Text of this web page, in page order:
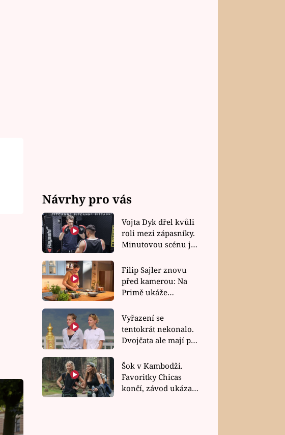
Návrhy pro vás
Vojta Dyk dřel kvůli
roli mezi zápasníky.
Minutovou scénu jel
Filip Sajler znovu
před kamerou: Na
Primě ukáže
rychlé recepty
Vyřazení se
tentokrát nekonalo.
Dvojčata ale mají po
závodu nůž na krku
Šok v Kambodži.
Favoritky Chicas
končí, závod ukázal